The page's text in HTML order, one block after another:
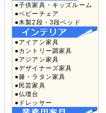
●子供家具・キッズルーム
●ベビーチェア
●木製2段・3段ベッド
●アイアン家具
●カントリー調家具
●アジアン家具
●デザイナーズ家具
●籐・ラタン家具
●民芸家具
●仏壇台
●ドレッサー